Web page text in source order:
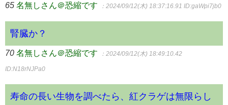
65 名無しさん＠恐縮です ：2024/09/12(木) 18:37:16.91 ID:gaWpi7jb0
腎臓か？
70 名無しさん＠恐縮です ：2024/09/12(木) 18:49:10.42
ID:N18rNJPa0
寿命の長い生物を調べたら、紅クラゲは無限らし